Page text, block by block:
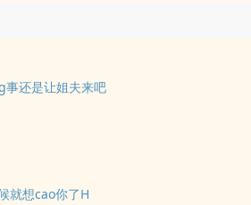
直接：“三个？你吃得消吗？一周七天，
地说：“当然是一起来，正好还能凑一桌
问dao：“等等，刚刚咱们说的明明是三
面前的牌堆“啪嗒”一声推倒，笑着说：
完美人设，剧qing偏多，不喜勿ru。
还是让姐夫来吧
就想cao你了H